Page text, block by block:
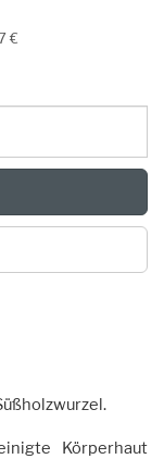
€
Körperhaut